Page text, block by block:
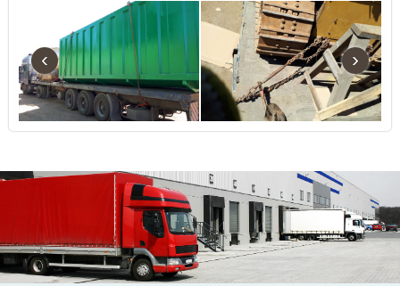
‹ ›